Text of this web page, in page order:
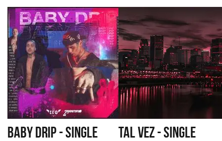
BABY DRIP - SINGLE TAL VEZ - SINGLE